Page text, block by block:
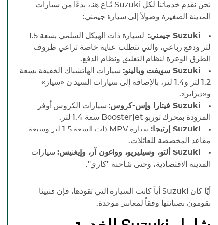
نحن نقدم خدماتنا لكل Suzukiتُباع هنا، بدءًا من سيارات
المدينة الصغيرة وصولاً إلى سيارة جيمني:
Suzuki جيمني:
السيارة ذات الهيكل السلمي بسعة 1.5
لتر ودفع رباعي، والتي تتطلب عناية خاصة تراعي ظروف
الطرق الوعرة لنظام التعليق ونظام الدفع.
Suzuki سويفت وبالينو: سيارات الهاتشباك الخفيفة بسعة
1.2 لتر و1.4 لتر، بالإضافة إلى سيارات السيدان «سياز»
و«ديزاير».
Suzuki فيتارا وإس-كروس: سيارات الكروس أوفر
المزودة بمحرك توربو Boosterjet سعة 1.4 لتر.
Suzuki إرتيجا:
سيارة MPV ذات السعة 1.5 لتر وسبعة
مقاعد المخصصة للعائلات.
Suzuki ألتو، وسيليريو، وواغون آر، وإيغنيس: سيارات
المدينة الاقتصادية، وحتى شاحنة "كاري".
أيًا كان Suzuki أياً كانت السيارة التي تقودها، فإن فنيينا
يقومون بصيانتها وفقاً لمعايير موحدة.